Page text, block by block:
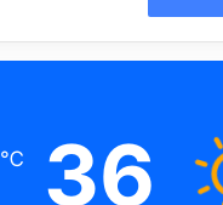
36
℃